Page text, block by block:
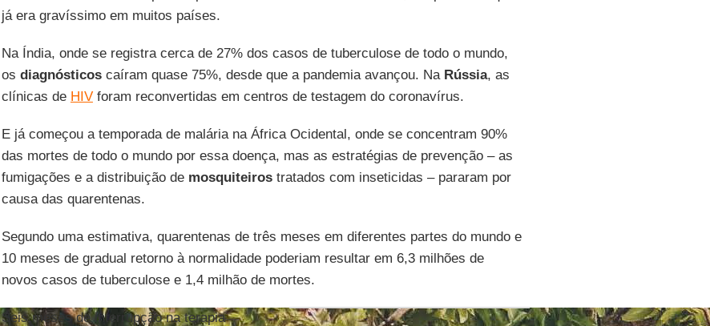
já era gravíssimo em muitos países.
Na Índia, onde se registra cerca de 27% dos casos de tuberculose de todo o mundo,
os diagnósticoscaíram quase 75%, desde que a pandemia avançou. Na Rússia, as
clínicas de HIVforam reconvertidas em centros de testagem do coronavírus.
E já começou a temporada de malária na África Ocidental, onde se concentram 90%
das mortes de todo o mundo por essa doença, mas as estratégias de prevenção – as
fumigações e a distribuição de mosquiteirostratados com inseticidas – pararam por
causa das quarentenas.
Segundo uma estimativa, quarentenas de três meses em diferentes partes do mundo e
10 meses de gradual retorno à normalidade poderiam resultar em 6,3 milhões de
novos casos de tuberculose e 1,4 milhão de mortes.
Seis meses de interrupção na terapia